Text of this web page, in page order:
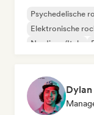
Psychedelische
Elektronische
Nu-disco/Italo